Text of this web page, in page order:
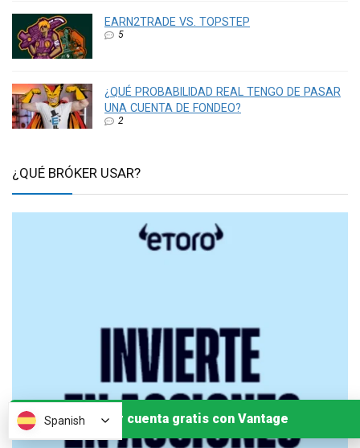
Abrir cuenta gratis con Vantage
EARN2TRADE VS. TOPSTEP
5
¿QUÉ PROBABILIDAD REAL TENGO DE PASAR
UNA CUENTA DE FONDEO?
2
¿QUÉ BRÓKER USAR?
Spanish
Spanish